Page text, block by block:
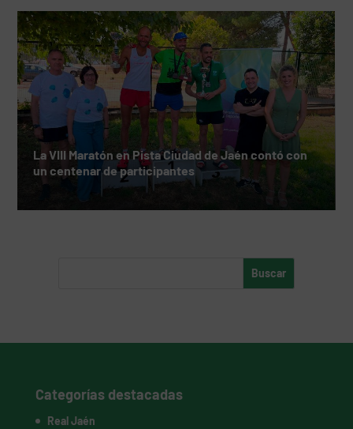
La VIII Maratón en Pista Ciudad de Jaén contó con
un centenar de participantes
Categorías destacadas
Real Jaén